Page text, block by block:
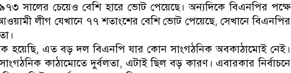
সালের চেয়েও বেশি হারে ভোট পেয়েছে। অন্যদিকে বিএনপির পক্ষে
লীগ যেখানে ৭৭ শতাংশের বেশি ভোট পেয়েছে, সেখানে বিএনপির
হয়েছি, এত বড় দল বিএনপি যার কোন সাংগঠনিক অবকাঠামোই নেই।
কাঠামোতে দুর্বলতা, এটাই ছিল বড় কারণ। এবারকার নির্বাচনে